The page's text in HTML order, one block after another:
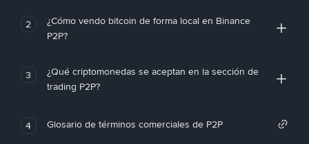
2
¿Cómo vendo bitcoin de forma local en Binance
P2P?
3
¿Qué criptomonedas se aceptan en la sección de
trading P2P?
4 Glosario de términos comerciales de P2P